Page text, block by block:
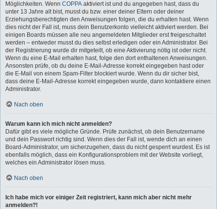
Möglichkeiten. Wenn COPPA aktiviert ist und du angegeben hast, dass du
unter 13 Jahre alt bist, musst du bzw. einer deiner Eltern oder deiner
Erziehungsberechtigten den Anweisungen folgen, die du erhalten hast. Wenn
dies nicht der Fall ist, muss dein Benutzerkonto vielleicht aktiviert werden. Bei
einigen Boards müssen alle neu angemeldeten Mitglieder erst freigeschaltet
werden – entweder musst du dies selbst erledigen oder ein Administrator. Bei
der Registrierung wurde dir mitgeteilt, ob eine Aktivierung nötig ist oder nicht.
Wenn du eine E-Mail erhalten hast, folge den dort enthaltenen Anweisungen.
Ansonsten prüfe, ob du deine E-Mail-Adresse korrekt eingegeben hast oder
die E-Mail von einem Spam-Filter blockiert wurde. Wenn du dir sicher bist,
dass deine E-Mail-Adresse korrekt eingegeben wurde, dann kontaktiere einen
Administrator.
Nach oben
Warum kann ich mich nicht anmelden?
Dafür gibt es viele mögliche Gründe. Prüfe zunächst, ob dein Benutzername
und dein Passwort richtig sind. Wenn dies der Fall ist, wende dich an einen
Board-Administrator, um sicherzugehen, dass du nicht gesperrt wurdest. Es ist
ebenfalls möglich, dass ein Konfigurationsproblem mit der Website vorliegt,
welches ein Administrator lösen muss.
Nach oben
Ich habe mich vor einiger Zeit registriert, kann mich aber nicht mehr
anmelden?!